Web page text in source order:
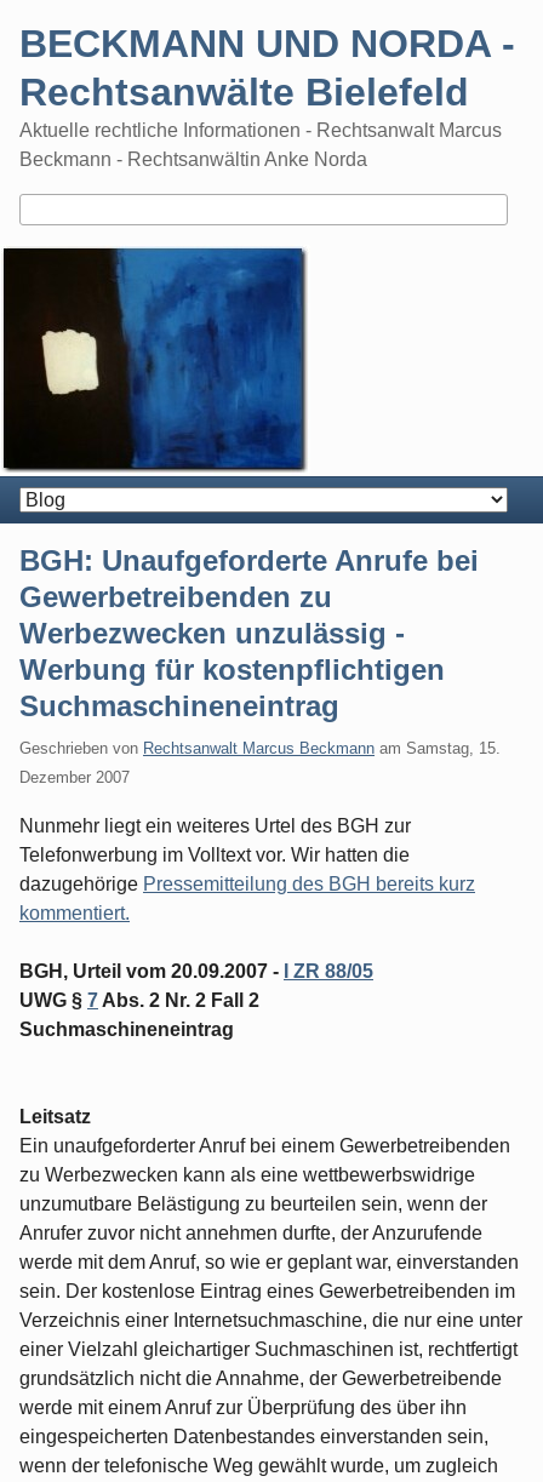
BECKMANN UND NORDA -
Rechtsanwälte Bielefeld
Aktuelle rechtliche Informationen - Rechtsanwalt Marcus
Beckmann - Rechtsanwältin Anke Norda
BGH: Unaufgeforderte Anrufe bei
Gewerbetreibenden zu
Werbezwecken unzulässig -
Werbung für kostenpflichtigen
Suchmaschineneintrag
Geschrieben von Rechtsanwalt Marcus Beckmann am Samstag, 15.
Dezember 2007
Nunmehr liegt ein weiteres Urtel des BGH zur
Telefonwerbung im Volltext vor. Wir hatten die
dazugehörige Pressemitteilung des BGH bereits kurz
kommentiert.
BGH, Urteil vom 20.09.2007 -
I ZR 88/05
UWG § 7 Abs. 2 Nr. 2 Fall 2
Suchmaschineneintrag
Leitsatz
Ein unaufgeforderter Anruf bei einem Gewerbetreibenden
zu Werbezwecken kann als eine wettbewerbswidrige
unzumutbare Belästigung zu beurteilen sein, wenn der
Anrufer zuvor nicht annehmen durfte, der Anzurufende
werde mit dem Anruf, so wie er geplant war, einverstanden
sein. Der kostenlose Eintrag eines Gewerbetreibenden im
Verzeichnis einer Internetsuchmaschine, die nur eine unter
einer Vielzahl gleichar­tiger Suchmaschinen ist, rechtfertigt
grundsätzlich nicht die Annahme, der Gewerbe­treibende
werde mit einem Anruf zur Überprüfung des über ihn
eingespeicherten Da­tenbestandes einverstanden sein,
wenn der telefonische Weg gewählt wurde, um zugleich